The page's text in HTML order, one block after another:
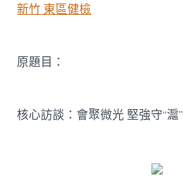
新竹 東區健檢
原題目：
核心訪談：會聚微光 堅強守“滬”